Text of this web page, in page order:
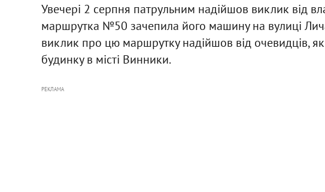
Увечері 2 серпня патрульним надійшов виклик від
маршрутка №50 зачепила його машину на вулиці
виклик про цю маршрутку надійшов від очевидців,
будинку в місті Винники.
РЕКЛАМА